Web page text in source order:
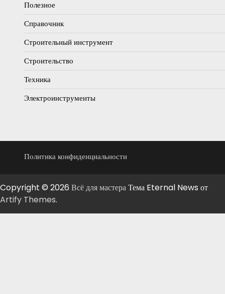
Полезное
Справочник
Строительный инструмент
Строительство
Техника
Электроинструменты
Политика конфиденциальности
Copyright © 2026 Всё для мастераТема Eternal News от
Artify Themes.